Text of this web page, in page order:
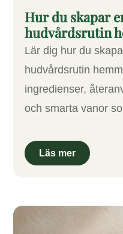
Hur du skapar
hudvårdsrutin
Lär dig hur du
hudvårdsrutin
ingredienser,
och smarta vanor